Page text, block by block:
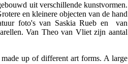
uit verschillende kunstvormen.
en kleinere objecten van de hand
foto's van Saskia Rueb en van
Van Theo van Vliet zijn aantal
up of different art forms. A large